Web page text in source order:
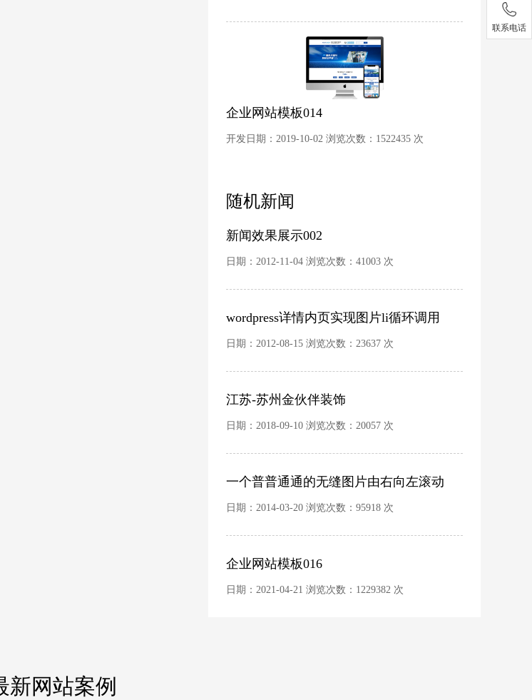
企业网站模板014
开发日期：2019-10-02 浏览次数：1522435 次
随机新闻
新闻效果展示002
日期：2012-11-04 浏览次数：41003 次
wordpress详情内页实现图片li循环调用
日期：2012-08-15 浏览次数：23637 次
江苏-苏州金伙伴装饰
日期：2018-09-10 浏览次数：20057 次
一个普普通通的无缝图片由右向左滚动
日期：2014-03-20 浏览次数：95918 次
企业网站模板016
日期：2021-04-21 浏览次数：1229382 次
新网站案例
联系电话